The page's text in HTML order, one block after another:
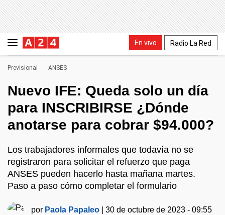
En vivo Radio La Red
Previsional ANSES
Nuevo IFE: Queda solo un día
para INSCRIBIRSE ¿Dónde
anotarse para cobrar $94.000?
Los trabajadores informales que todavía no se
registraron para solicitar el refuerzo que paga
ANSES pueden hacerlo hasta mañana martes.
Paso a paso cómo completar el formulario
por Paola Papaleo |30 de octubre de 2023 - 09:55